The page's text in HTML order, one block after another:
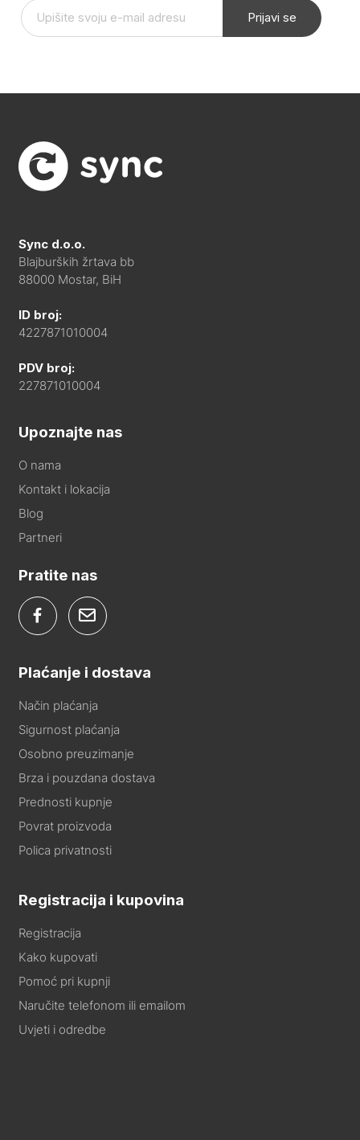
Prijavi se
Sync d.o.o.
Blajburških žrtava bb
88000 Mostar, BiH
ID broj:
4227871010004
PDV broj:
227871010004
Upoznajte nas
O nama
Kontakt i lokacija
Blog
Partneri
Pratite nas
Plaćanje i dostava
Način plaćanja
Sigurnost plaćanja
Osobno preuzimanje
Brza i pouzdana dostava
Prednosti kupnje
Povrat proizvoda
Polica privatnosti
Registracija i kupovina
Registracija
Kako kupovati
Pomoć pri kupnji
Naručite telefonom ili emailom
Uvjeti i odredbe